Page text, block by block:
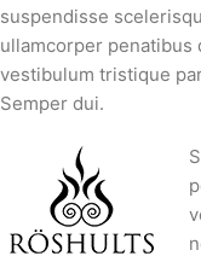
suspendisse
ullamcorper penatibus
vestibulum tristique
Semper dui.